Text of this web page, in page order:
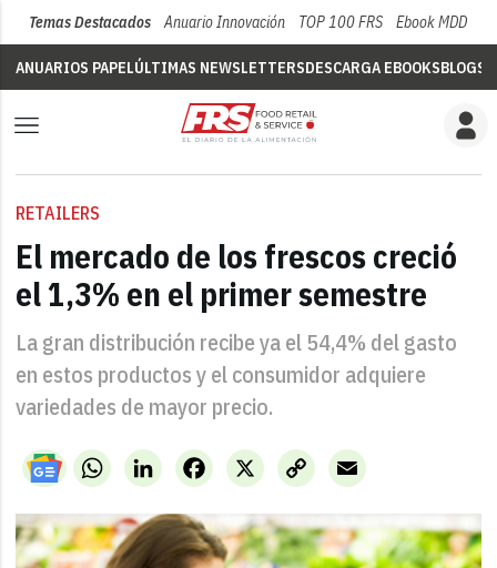
Temas Destacados Anuario Innovación TOP 100 FRS Ebook MDD
ANUARIOS PAPELÚLTIMAS NEWSLETTERSDESCARGA EBOOKSBLOGS
RETAILERS
El mercado de los frescos creció
el 1,3% en el primer semestre
La gran distribución recibe ya el 54,4% del gasto
en estos productos y el consumidor adquiere
variedades de mayor precio.
WhatsAppLinkedIn X
Facebook
Copy
Link
Email